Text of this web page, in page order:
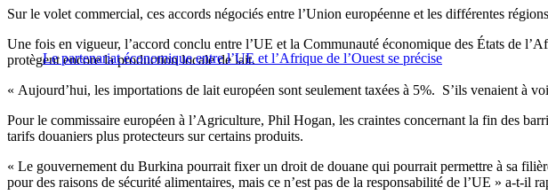
Sur le volet commercial, ces accords négociés entre l’Union européenne et les différentes
Le partenariat économique entre l’UE et l’Afrique de l’Ouest se précise
Une fois en vigueur, l’accord conclu entre l’UE et la Communauté économique des États de
protègent encore la production locale de lait.
« Aujourd’hui, les importations de lait européen sont seulement taxées à 5%. S’ils venaient à
Pour le commissaire européen à l’Agriculture, Phil Hogan, les craintes concernant la fin des
tarifs douaniers plus protecteurs sur certains produits.
« Le gouvernement du Burkina pourrait fixer un droit de douane qui pourrait permettre à sa
pour des raisons de sécurité alimentaires, mais ce n’est pas de la responsabilité de l’UE » a-t-il